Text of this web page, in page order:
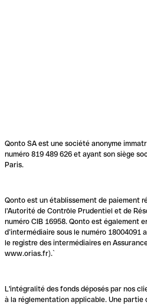
Qonto SA est une société anonyme
numéro 819 489 626 et ayant son siège
Paris.
Qonto est un établissement de paiement
l'Autorité de Contrôle Prudentiel et de
numéro CIB 16958. Qonto est également
d’intermédiaire sous le numéro 18004091
le registre des intermédiaires en
www.orias.fr).`
L'intégralité des fonds déposés par nos
à la réglementation applicable. Une